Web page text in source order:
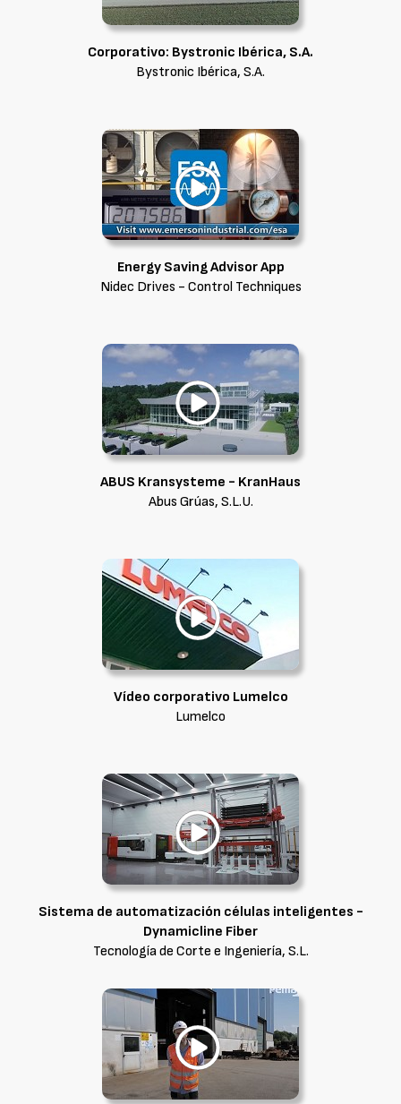
Corporativo: Bystronic Ibérica, S.A.
Bystronic Ibérica, S.A.
Energy Saving Advisor App
Nidec Drives - Control Techniques
ABUS Kransysteme - KranHaus
Abus Grúas, S.L.U.
Vídeo corporativo Lumelco
Lumelco
Sistema de automatización células inteligentes -
Dynamicline Fiber
Tecnología de Corte e Ingeniería, S.L.